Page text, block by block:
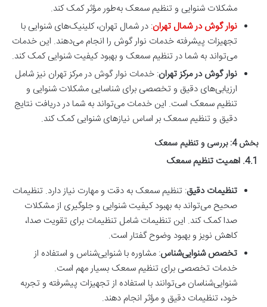
مشکلات شنوایی و تنظیم سمعک به‌طور مؤثر کمک کند.
نوار گوش در شمال تهران: در شمال تهران، کلینیک‌های شنوایی با
تجهیزات پیشرفته خدمات نوار گوش را انجام می‌دهند. این خدمات
می‌تواند به شما در تنظیم سمعک و بهبود کیفیت شنوایی کمک کند.
نوار گوش در مرکز تهران: خدمات نوار گوش در مرکز تهران نیز شامل
ارزیابی‌های دقیق و تخصصی برای شناسایی مشکلات شنوایی و
تنظیم سمعک است. این خدمات می‌تواند به شما در دریافت نتایج
دقیق و تنظیم سمعک بر اساس نیازهای شنوایی کمک کند.
بخش 4: بررسی و تنظیم سمعک
4.1. اهمیت تنظیم سمعک
تنظیمات دقیق: تنظیم سمعک به دقت و مهارت نیاز دارد. تنظیمات
صحیح می‌تواند به بهبود کیفیت شنوایی و جلوگیری از مشکلات
صدا کمک کند. این تنظیمات شامل تنظیمات برای تقویت صدا،
کاهش نویز و بهبود وضوح گفتار است.
تخصص شنوایی‌شناس: مشاوره با شنوایی‌شناس و استفاده از
خدمات تخصصی برای تنظیم سمعک بسیار مهم است.
شنوایی‌شناسان می‌توانند با استفاده از تجهیزات پیشرفته و تجربه
خود، تنظیمات دقیق و مؤثر انجام دهند.